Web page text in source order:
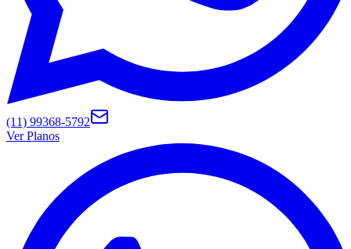
(11) 99368-5792
Ver Planos